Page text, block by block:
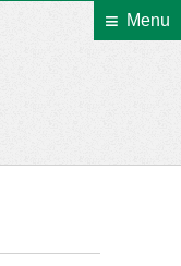
Menu